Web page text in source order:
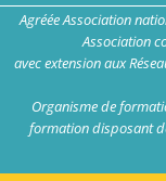
Agréée Association
Association
avec extension aux
Organisme de
formation disposant